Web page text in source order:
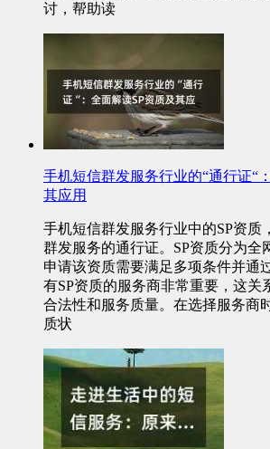
讨，帮助读
手机短信群发服务行业的“通行证“
其应用
手机短信群发服务行业中的SP资质
群发服务的通行证。SP资质分为全
申请该资质需要满足多项条件并通
有SP资质的服务商非常重要，这关
合法性和服务质量。在选择服务商
质状